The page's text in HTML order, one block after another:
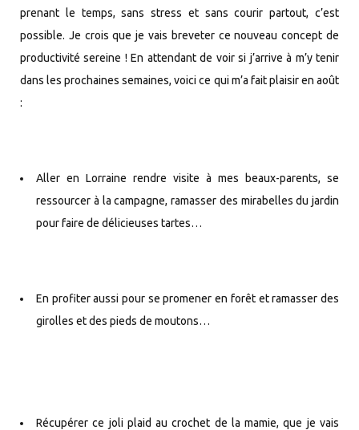
prenant le temps, sans stress et sans courir partout, c’est
possible. Je crois que je vais breveter ce nouveau concept de
productivité sereine ! En attendant de voir si j’arrive à m’y tenir
dans les prochaines semaines, voici ce qui m’a fait plaisir en août
:
Aller en Lorraine rendre visite à mes beaux-parents, se
ressourcer à la campagne, ramasser des mirabelles du jardin
pour faire de délicieuses tartes…
En profiter aussi pour se promener en forêt et ramasser des
girolles et des pieds de moutons…
Récupérer ce joli plaid au crochet de la mamie, que je vais